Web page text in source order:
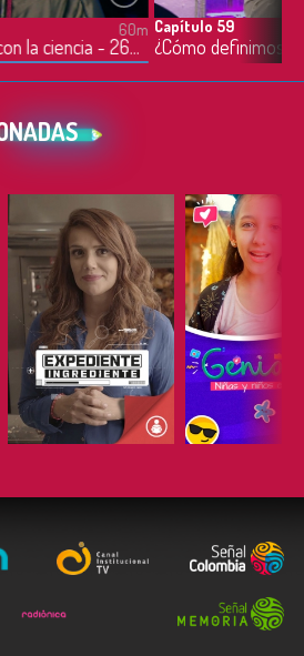
Conociendo el mundo con la ciencia - 26/05/2022
60m Capítulo 59
ESCUCHAR